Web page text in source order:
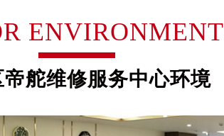
ENVIRONMENT
舵维修服务中心环境